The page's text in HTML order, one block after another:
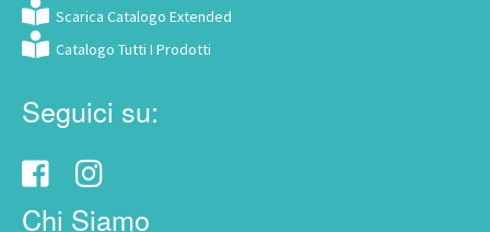
Scarica Catalogo Extended
Catalogo Tutti I Prodotti
Seguici su:
Chi Siamo